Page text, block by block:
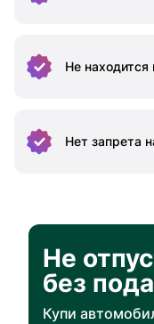
Не находится
Нет запрета
Не
без
Купи